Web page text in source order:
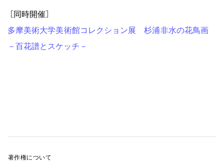
［同時開催］
多摩美術大学美術館コレクション展 杉浦非水の花鳥画
－百花譜とスケッチ－
著作権について